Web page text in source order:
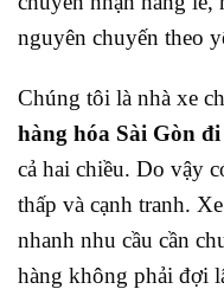
nguyên chuyến theo
Chúng tôi là nhà xe
hàng hóa Sài Gòn
cả hai chiều. Do vậy
thấp và cạnh tranh.
nhanh nhu cầu cần
hàng không phải đợi